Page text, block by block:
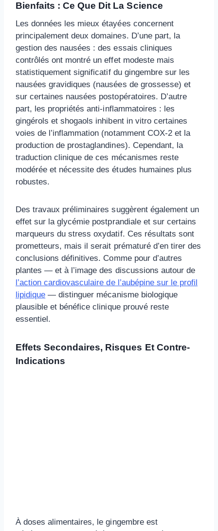
Bienfaits : Ce Que Dit La Science
Les données les mieux étayées concernent
principalement deux domaines. D’une part, la
gestion des nausées : des essais cliniques
contrôlés ont montré un effet modeste mais
statistiquement significatif du gingembre sur les
nausées gravidiques (nausées de grossesse) et
sur certaines nausées postopératoires. D’autre
part, les propriétés anti-inflammatoires : les
gingérols et shogaols inhibent in vitro certaines
voies de l’inflammation (notamment COX-2 et la
production de prostaglandines). Cependant, la
traduction clinique de ces mécanismes reste
modérée et nécessite des études humaines plus
robustes.
Des travaux préliminaires suggèrent également un
effet sur la glycémie postprandiale et sur certains
marqueurs du stress oxydatif. Ces résultats sont
prometteurs, mais il serait prématuré d’en tirer des
conclusions définitives. Comme pour d’autres
plantes — et à l’image des discussions autour de
l’action cardiovasculaire de l’aubépine sur le profil
lipidique — distinguer mécanisme biologique
plausible et bénéfice clinique prouvé reste
essentiel.
Effets Secondaires, Risques Et Contre-
Indications
À doses alimentaires, le gingembre est